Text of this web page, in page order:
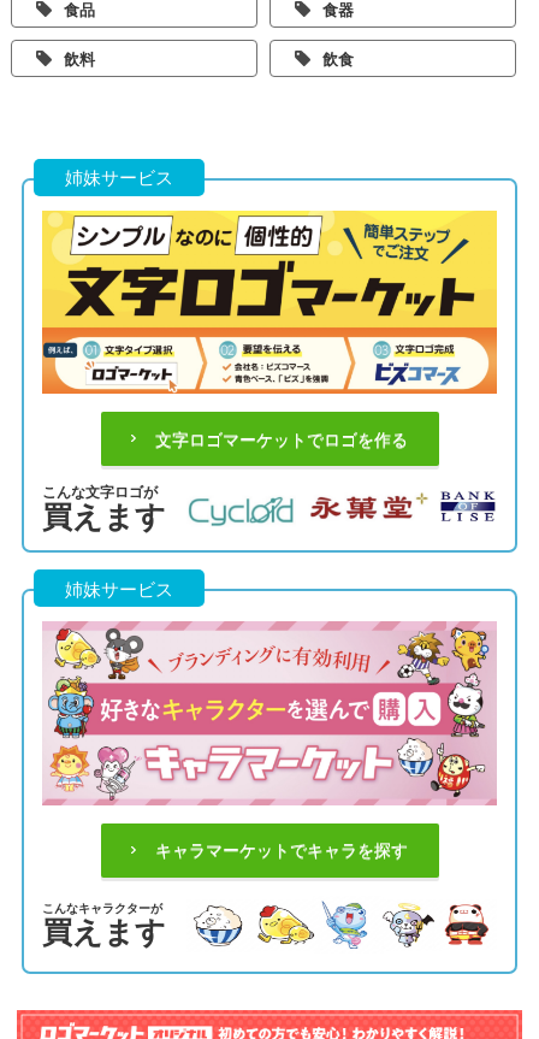
食品 食器
飲料 飲食
姉妹サービス
文字ロゴマーケットでロゴを作る
こんな文字ロゴが
買えます
姉妹サービス
キャラマーケットでキャラを探す
こんなキャラクターが
買えます